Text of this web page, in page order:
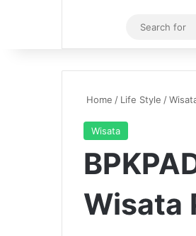
Artikel Random
Switch skin
Home / Life Style /
Wisata
Wisata